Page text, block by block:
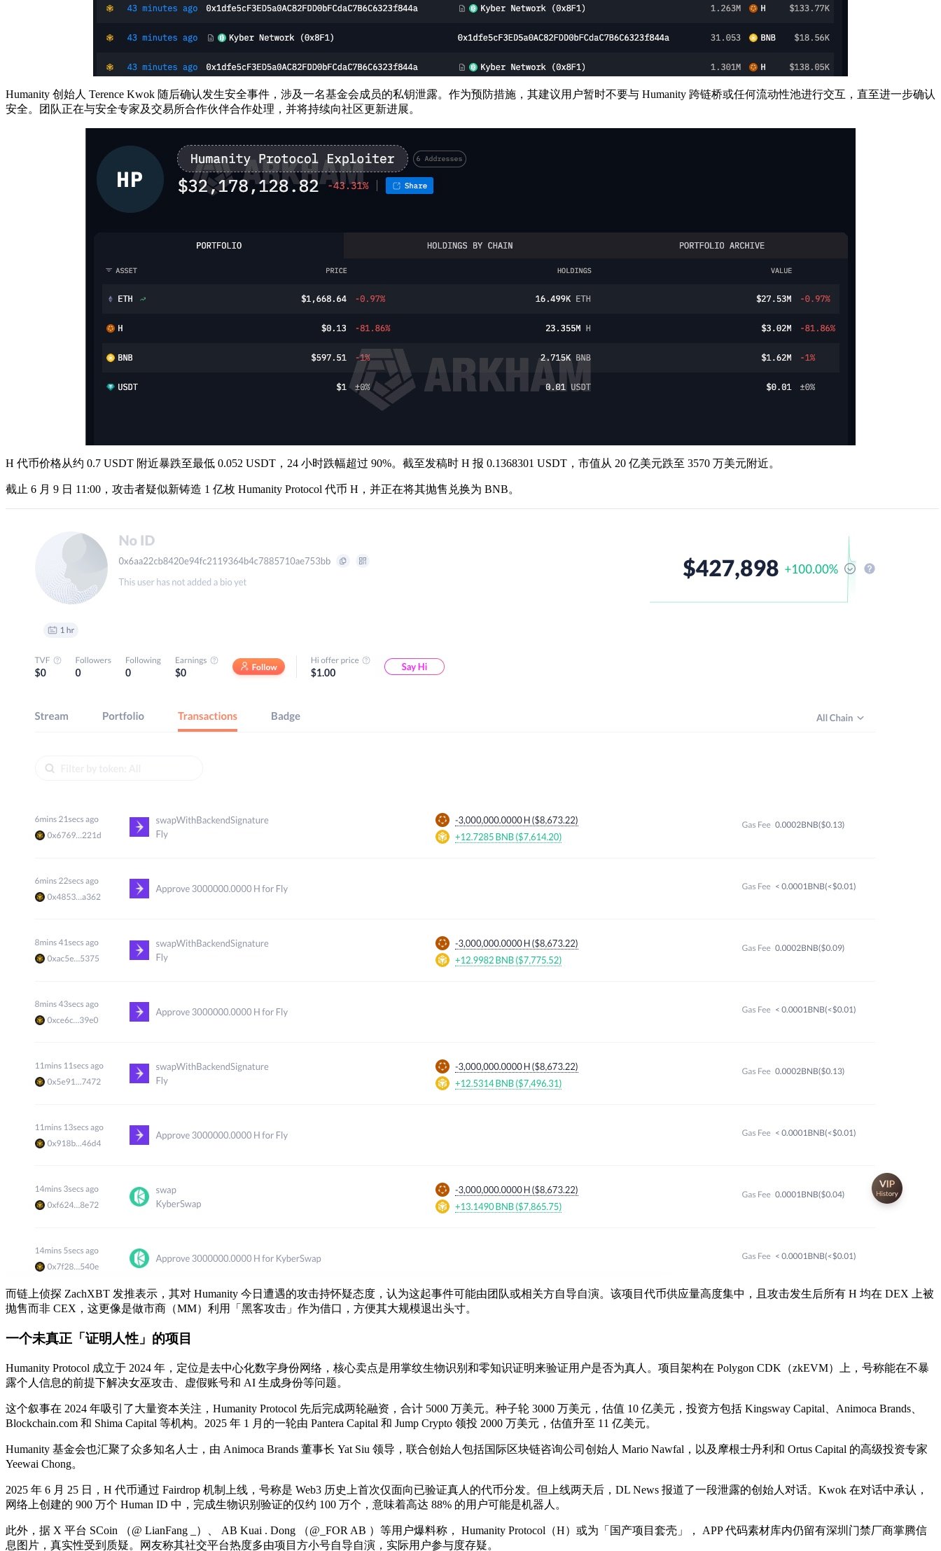
Humanity 创始人 Terence Kwok 随后确认发生安全事件，涉及一名基金会成员的私钥泄露。作为预防措施，其建议用户暂时不要与 Humanity 跨链桥或任何流动性池进行交互，直至进一步确认
安全。团队正在与安全专家及交易所合作伙伴合作处理，并将持续向社区更新进展。
H 代币价格从约 0.7 USDT 附近暴跌至最低 0.052 USDT，24 小时跌幅超过 90%。截至发稿时 H 报 0.1368301 USDT，市值从 20 亿美元跌至 3570 万美元附近。
截止 6 月 9 日 11:00，攻击者疑似新铸造 1 亿枚 Humanity Protocol 代币 H，并正在将其抛售兑换为 BNB。
而链上侦探 ZachXBT 发推表示，其对 Humanity 今日遭遇的攻击持怀疑态度，认为这起事件可能由团队或相关方自导自演。该项目代币供应量高度集中，且攻击发生后所有 H 均在 DEX 上被
抛售而非 CEX，这更像是做市商（MM）利用「黑客攻击」作为借口，方便其大规模退出头寸。
一个未真正「证明人性」的项目
Humanity Protocol 成立于 2024 年，定位是去中心化数字身份网络，核心卖点是用掌纹生物识别和零知识证明来验证用户是否为真人。项目架构在 Polygon CDK（zkEVM）上，号称能在不暴
露个人信息的前提下解决女巫攻击、虚假账号和 AI 生成身份等问题。
这个叙事在 2024 年吸引了大量资本关注，Humanity Protocol 先后完成两轮融资，合计 5000 万美元。种子轮 3000 万美元，估值 10 亿美元，投资方包括 Kingsway Capital、Animoca Brands、
Blockchain.com 和 Shima Capital 等机构。2025 年 1 月的一轮由 Pantera Capital 和 Jump Crypto 领投 2000 万美元，估值升至 11 亿美元。
Humanity 基金会也汇聚了众多知名人士，由 Animoca Brands 董事长 Yat Siu 领导，联合创始人包括国际区块链咨询公司创始人 Mario Nawfal，以及摩根士丹利和 Ortus Capital 的高级投资专家
Yeewai Chong。
2025 年 6 月 25 日，H 代币通过 Fairdrop 机制上线，号称是 Web3 历史上首次仅面向已验证真人的代币分发。但上线两天后，DL News 报道了一段泄露的创始人对话。Kwok 在对话中承认，
网络上创建的 900 万个 Human ID 中，完成生物识别验证的仅约 100 万个，意味着高达 88% 的用户可能是机器人。
此外，据 X 平台 SCoin （@ LianFang _）、 AB Kuai . Dong （@_FOR AB ）等用户爆料称， Humanity Protocol（H）或为「国产项目套壳」， APP 代码素材库内仍留有深圳门禁厂商掌腾信
息图片，真实性受到质疑。网友称其社交平台热度多由项目方小号自导自演，实际用户参与度存疑。